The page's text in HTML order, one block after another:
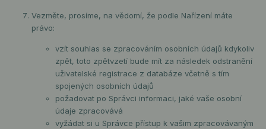
Vezměte, prosíme, na vědomí, že podle Nařízení máte
právo:
vzít souhlas se zpracováním osobních údajů kdykoliv
zpět, toto zpětvzetí bude mít za následek odstranění
uživatelské registrace z databáze včetně s tím
spojených osobních údajů
požadovat po Správci informaci, jaké vaše osobní
údaje zpracovává
vyžádat si u Správce přístup k vašim zpracovávaným